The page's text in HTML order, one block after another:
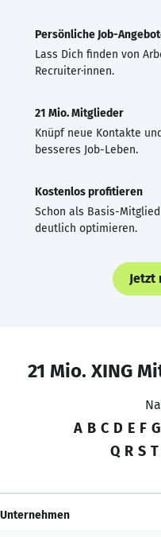
Persönliche Job-
Lass Dich finden von
Recruiter·innen.
21 Mio. Mitglieder
Knüpf neue Kontakte
besseres Job-Leben.
Kostenlos profitieren
Schon als Basis-
deutlich optimieren.
Jetzt
21 Mio. XING
A B C D E F G
Q R S T
Unternehmen